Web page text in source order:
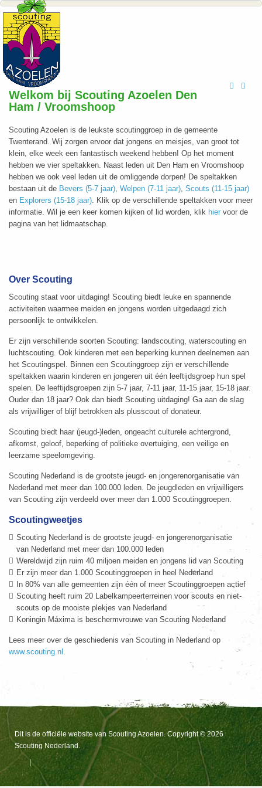
Hits: 509753
Welkom bij Scouting Azoelen Den
Ham / Vroomshoop
Scouting Azoelen is de leukste scoutinggroep in de gemeente
Twenterand. Wij zorgen ervoor dat jongens en meisjes, van groot tot
klein, elke week een fantastisch weekend hebben! Op het moment
hebben we vier speltakken. Naast leden uit Den Ham en Vroomshoop
hebben we ook veel leden uit de omliggende dorpen! De speltakken
bestaan uit de Bevers (5-7 jaar), Welpen (7-11 jaar), Scouts (11-15 jaar)
en Explorers (15-18 jaar). Klik op de verschillende speltakken voor meer
informatie. Wil je een keer komen kijken of lid worden, klik hier voor de
pagina van het lidmaatschap.
Over Scouting
Scouting staat voor uitdaging! Scouting biedt leuke en spannende
activiteiten waarmee meiden en jongens worden uitgedaagd zich
persoonlijk te ontwikkelen.
Er zijn verschillende soorten Scouting: landscouting, waterscouting en
luchtscouting. Ook kinderen met een beperking kunnen deelnemen aan
het Scoutingspel. Binnen een Scoutinggroep zijn er verschillende
speltakken waarin kinderen en jongeren uit één leeftijdsgroep hun spel
spelen. De leeftijdsgroepen zijn 5-7 jaar, 7-11 jaar, 11-15 jaar, 15-18 jaar.
Ouder dan 18 jaar? Ook dan biedt Scouting uitdaging! Ga aan de slag
als vrijwilliger of blijf betrokken als plusscout of donateur.
Scouting biedt haar (jeugd-)leden, ongeacht culturele achtergrond,
afkomst, geloof, beperking of politieke overtuiging, een veilige en
leerzame speelomgeving.
Scouting Nederland is de grootste jeugd- en jongerenorganisatie van
Nederland met meer dan 100.000 leden. De jeugdleden en vrijwilligers
van Scouting zijn verdeeld over meer dan 1.000 Scoutinggroepen.
Scoutingweetjes
Scouting Nederland is de grootste jeugd- en jongerenorganisatie
van Nederland met meer dan 100.000 leden
Wereldwijd zijn ruim 40 miljoen meiden en jongens lid van Scouting
Er zijn meer dan 1.000 Scoutinggroepen in heel Nederland
In 80% van alle gemeenten zijn één of meer Scoutinggroepen actief
Scouting heeft ruim 20 Labelkampeerterreinen voor scouts en niet-
scouts op de mooiste plekjes van Nederland
Koningin Máxima is beschermvrouwe van Scouting Nederland
Lees meer over de geschiedenis van Scouting in Nederland op
www.scouting.nl .
Dit is de officiële website van Scouting Azoelen. Copyright © 2026
Scouting Nederland.